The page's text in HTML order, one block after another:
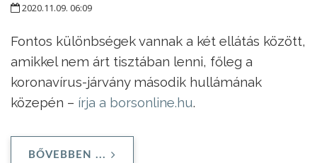
2020.11.09. 06:09
Fontos különbségek vannak a két ellátás között,
amikkel nem árt tisztában lenni, főleg a
koronavírus-járvány második hullámának
közepén – írja a borsonline.hu.
BŐVEBBEN ...